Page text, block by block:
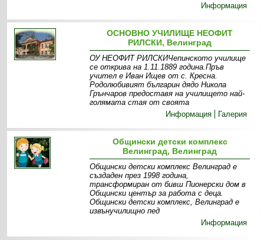
Информация
ОСНОВНО УЧИЛИЩЕ НЕОФИТ
РИЛСКИ, Велинград
ОУ НЕОФИТ РИЛСКИЧепинското училище
се открива на 1.11.1889 година.Пръв
учител е Иван Ищев от с. Кресна.
Родолюбивият българин дядо Никола
Грънчаров предоставя на училището най-
голямата стая от своята
Информация
Галерия
Общински детски комплекс
Велинград, Велинград
Общински детски комплекс Велинград е
създаден през 1998 година,
трансформиран от бивш Пионерски дом в
Общински център за работа с деца.
Общински детски комплекс, Велинград е
извънучилищно пед
Информация